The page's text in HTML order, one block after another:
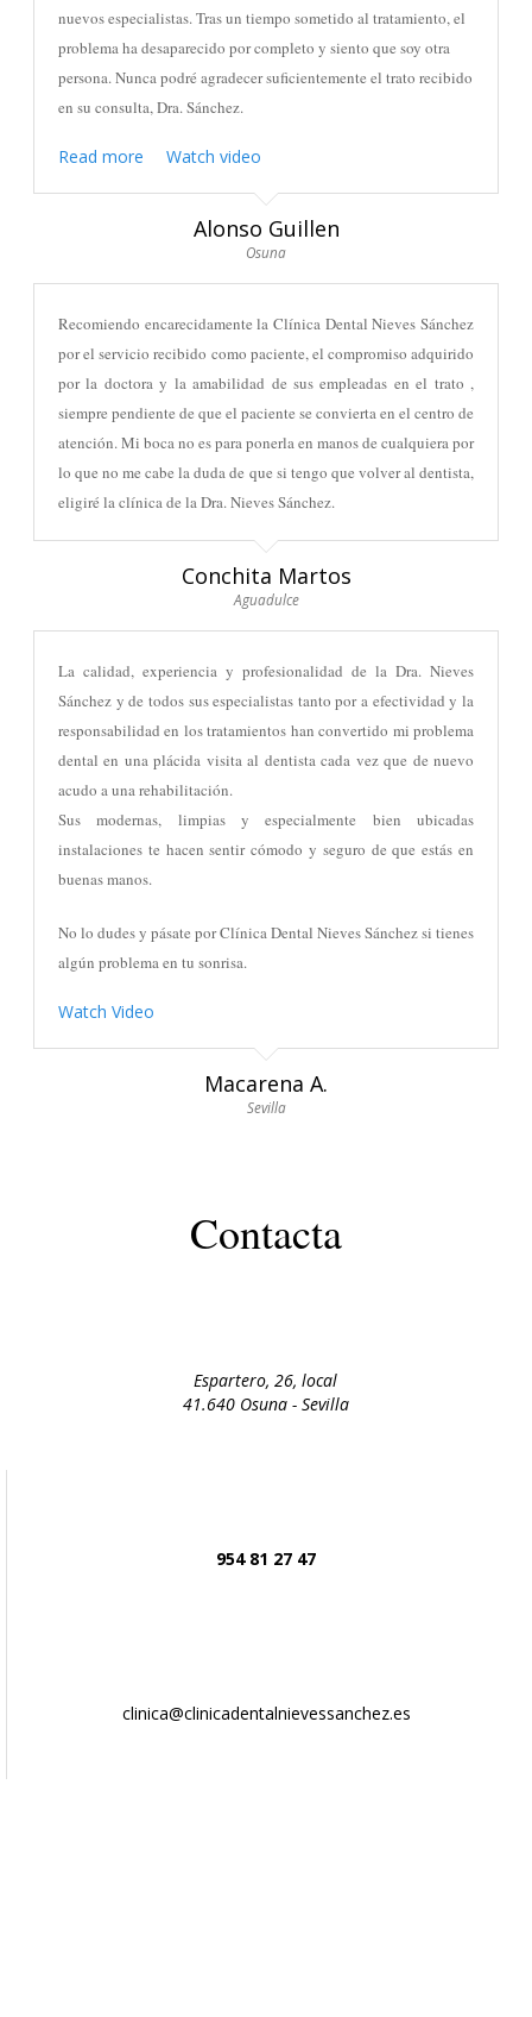
nuevos especialistas. Tras un tiempo sometido al tratamiento, el
problema ha desaparecido por completo y siento que soy otra
persona. Nunca podré agradecer suficientemente el trato recibido
en su consulta, Dra. Sánchez.
Read more Watch video
Alonso Guillen
Osuna
Recomiendo encarecidamente la Clínica Dental Nieves Sánchez
por el servicio recibido como paciente, el compromiso adquirido
por la doctora y la amabilidad de sus empleadas en el trato ,
siempre pendiente de que el paciente se convierta en el centro de
atención. Mi boca no es para ponerla en manos de cualquiera por
lo que no me cabe la duda de que si tengo que volver al dentista,
eligiré la clínica de la Dra. Nieves Sánchez.
Conchita Martos
Aguadulce
La calidad, experiencia y profesionalidad de la Dra. Nieves
Sánchez yde todos sus especialistas tanto pora efectividad y la
responsabilidad en los tratamientos han convertido mi problema
dental en una plácida visita al dentista cada vez que de nuevo
acudo a una rehabilitación.
Susmodernas, limpias y especialmente bien ubicadas
instalaciones te hacen sentir cómodo y seguro de que estás en
buenas manos.
No lo dudes y pásate por Clínica Dental Nieves Sánchez si tienes
algún problema en tu sonrisa.
Watch Video
Macarena A.
Sevilla
Contacta
Espartero, 26, local
41.640 Osuna - Sevilla
954 81 27 47
clinica@clinicadentalnievessanchez.es